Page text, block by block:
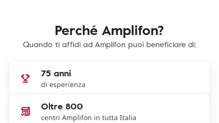
Perché Amplifon?
Quando ti affidi ad Amplifon puoi beneficiare di:
75 anni
di esperienza
Oltre 800
centri Amplifon in tutta Italia